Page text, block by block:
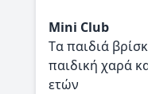
Μini Club
Tα παιδιά
παιδική χαρά
ετών